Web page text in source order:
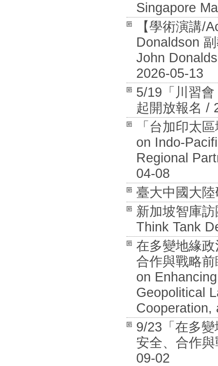
Singapore
【學術演講/
Donaldson
John
2026-05-13
5/19「川習
起開放報名 /
「台加印太
on Indo-
Regional
04-08
臺大中國大
新加坡智庫
Think Tank
在多變地緣
合作與戰略
on
Geopolitical
Cooperation,
9/23「在多
安全、合作
09-02